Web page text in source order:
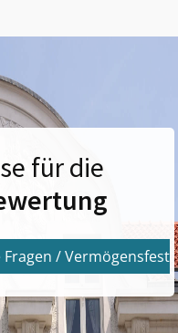
für die
Fragen /